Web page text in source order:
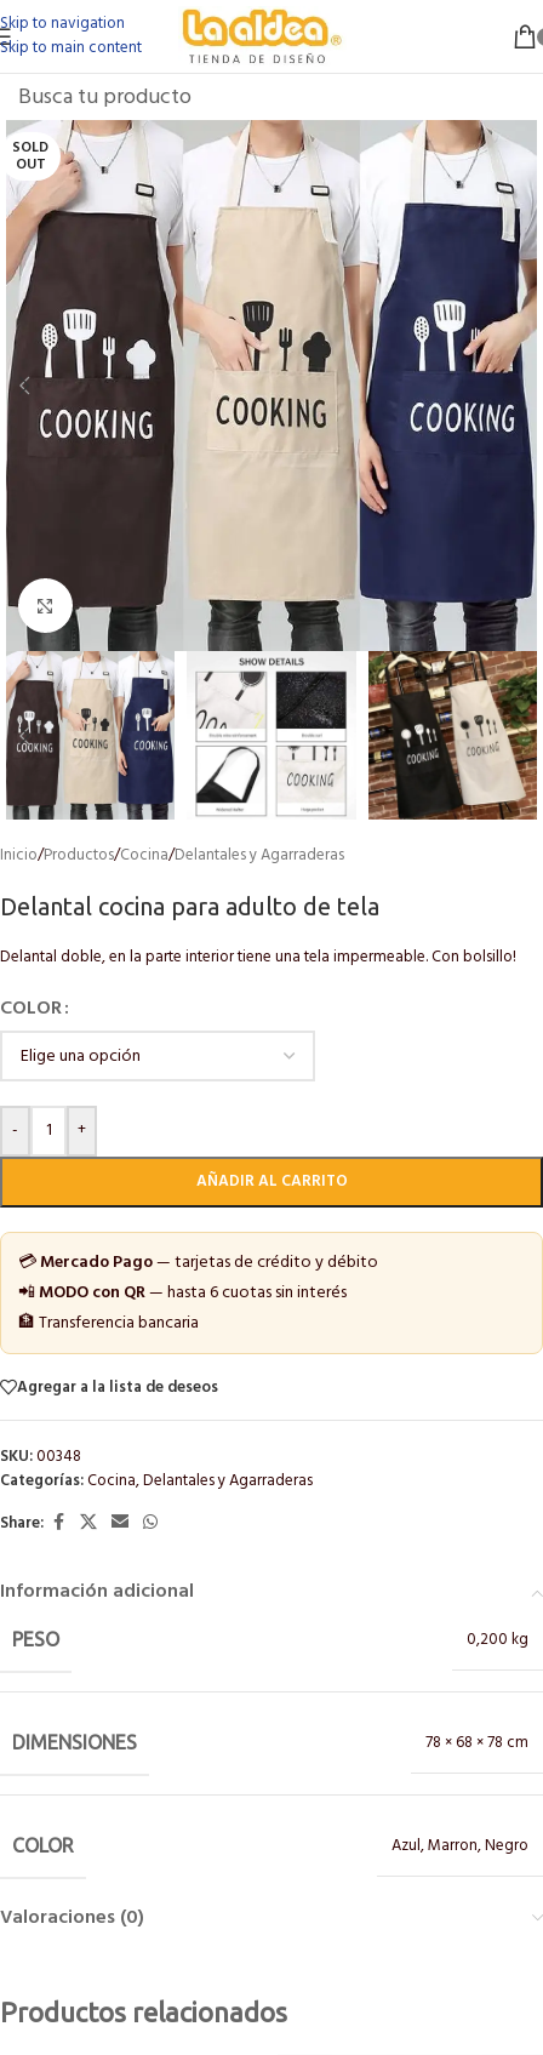
Skip to navigation
Skip to main content
SOLD
OUT
Click to enlarge
Inicio/Productos/Cocina/Delantales y Agarraderas
Delantal cocina para adulto de tela
Delantal doble, en la parte interior tiene una tela impermeable. Con bolsillo!
COLOR
-
+
AÑADIR AL CARRITO
💳Mercado Pago— tarjetas de crédito y débito
📲MODO con QR— hasta 6 cuotas sin interés
🏦 Transferencia bancaria
Agregar a la lista de deseos
SKU:00348
Categorías:Cocina,Delantales y Agarraderas
Share:
Información adicional
PESO 0,200 kg
DIMENSIONES 78 × 68 × 78 cm
COLOR Azul,Marron,Negro
Valoraciones (0)
Productos relacionados